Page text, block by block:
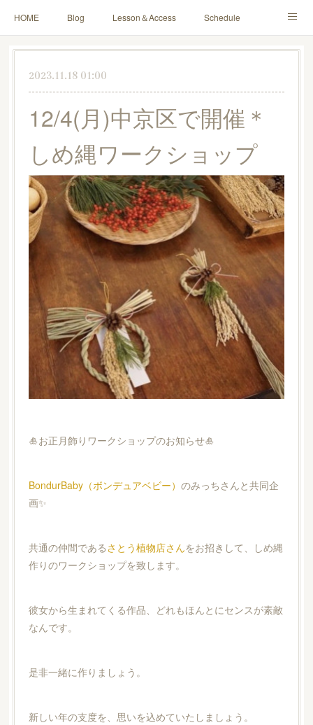
HOME Blog Lesson＆Access Schedule
Yoga for Mama＆Baby About Contact
2023.11.18 01:00
12/4(月)中京区で開催＊
しめ縄ワークショップ
🎍お正月飾りワークショップのお知らせ🎍
BondurBaby（ボンデュアベビー） のみっちさんと共同企
画✨
共通の仲間であるさとう植物店さんをお招きして、しめ縄
作りのワークショップを致します。
彼女から生まれてくる作品、どれもほんとにセンスが素敵
なんです。
是非一緒に作りましょう。
新しい年の支度を、思いを込めていたしましょう。